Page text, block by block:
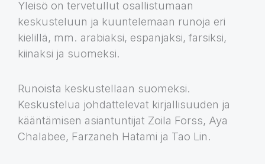
Yleisö on tervetullut osallistumaan
keskusteluun ja kuuntelemaan runoja eri
kielillä, mm. arabiaksi, espanjaksi, farsiksi,
kiinaksi ja suomeksi.
Runoista keskustellaan suomeksi.
Keskustelua johdattelevat kirjallisuuden ja
kääntämisen asiantuntijat Zoila Forss, Aya
Chalabee, Farzaneh Hatami ja Tao Lin.